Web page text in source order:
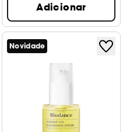
Adicionar
Novidade